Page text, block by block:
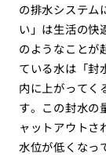
の排水システム
い」は生活の快
のようなことが
ている水は「封
内に上がってく
す。この封水の
ャットアウトさ
水位が低くなっ